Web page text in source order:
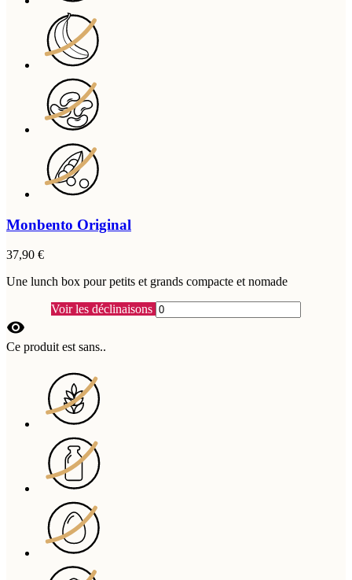
Monbento Original
37,90 €
Une lunch box pour petits et grands compacte et nomade
Voir les déclinaisons
visibility
Ce produit est sans..